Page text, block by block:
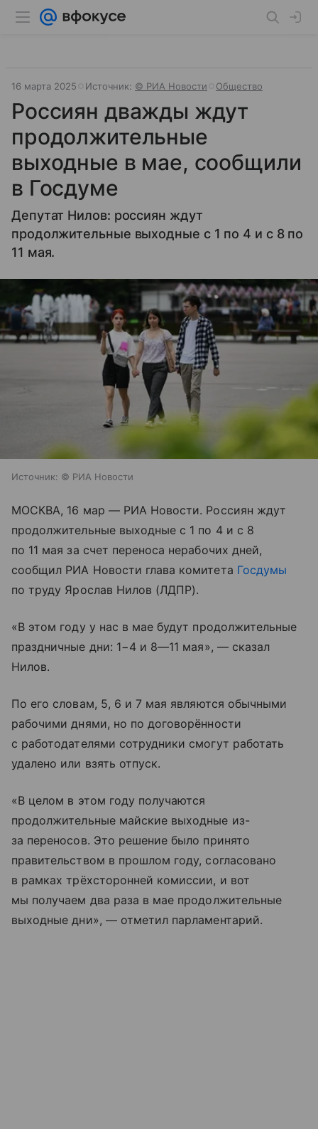
16 марта 2025 Источник: © РИА Новости Общество
Россиян дважды ждут
продолжительные
выходные в мае, сообщили
в Госдуме
Депутат Нилов: россиян ждут
продолжительные выходные с 1 по 4 и с 8 по
11 мая.
Источник: © РИА Новости
МОСКВА, 16 мар — РИА Новости. Россиян ждут
продолжительные выходные с 1 по 4 и с 8
по 11 мая за счет переноса нерабочих дней,
сообщил РИА Новости глава комитета Госдумы
по труду Ярослав Нилов (ЛДПР).
«В этом году у нас в мае будут продолжительные
праздничные дни: 1−4 и 8—11 мая», — сказал
Нилов.
По его словам, 5, 6 и 7 мая являются обычными
рабочими днями, но по договорённости
с работодателями сотрудники смогут работать
удалено или взять отпуск.
«В целом в этом году получаются
продолжительные майские выходные из-
за переносов. Это решение было принято
правительством в прошлом году, согласовано
в рамках трёхсторонней комиссии, и вот
мы получаем два раза в мае продолжительные
выходные дни», — отметил парламентарий.